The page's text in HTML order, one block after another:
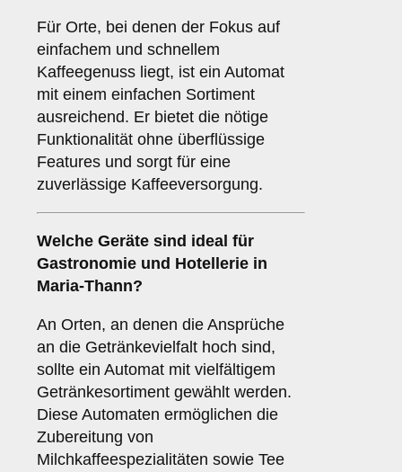
Für Orte, bei denen der Fokus auf
einfachem und schnellem
Kaffeegenuss liegt, ist ein Automat
mit einem einfachen Sortiment
ausreichend. Er bietet die nötige
Funktionalität ohne überflüssige
Features und sorgt für eine
zuverlässige Kaffeeversorgung.
Welche Geräte sind ideal für
Gastronomie und Hotellerie in
Maria-Thann?
An Orten, an denen die Ansprüche
an die Getränkevielfalt hoch sind,
sollte ein Automat mit vielfältigem
Getränkesortiment gewählt werden.
Diese Automaten ermöglichen die
Zubereitung von
Milchkaffeespezialitäten sowie Tee